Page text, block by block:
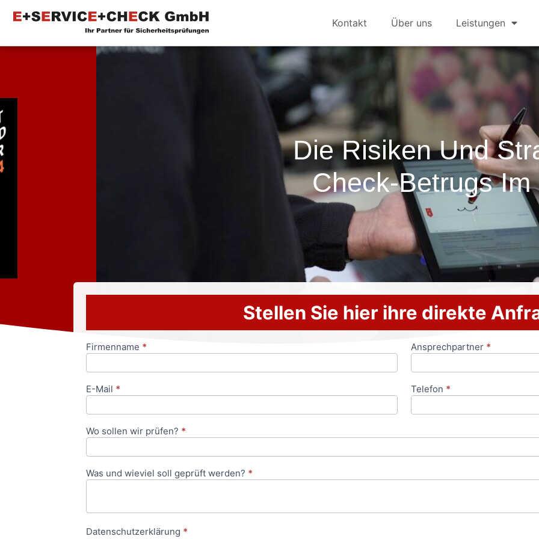
Kontakt Über uns Leistungen
Die Risiken Und
Check-Betrugs
Stellen Sie hier ihre direkte
Anfrageformular
Firmenname * Ansprechpartner *
E-Mail * Telefon *
Wo sollen wir prüfen? *
Was und wieviel soll geprüft werden? *
Datenschutzerklärung *